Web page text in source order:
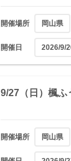
開催場所 岡山県
開催日 2026/9/
9/27（日）楓ふ
開催場所 岡山県